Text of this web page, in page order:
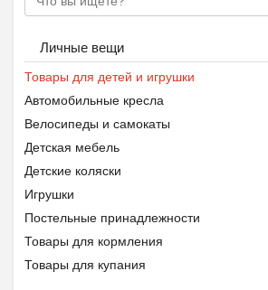
Личные вещи
Товары для детей и игрушки
Автомобильные кресла
Велосипеды и самокаты
Детская мебель
Детские коляски
Игрушки
Постельные принадлежности
Товары для кормления
Товары для купания